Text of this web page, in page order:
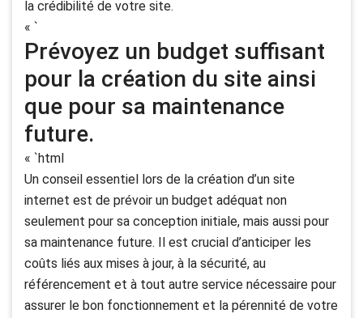
la crédibilité de votre site.
« `
Prévoyez un budget suffisant
pour la création du site ainsi
que pour sa maintenance
future.
« `html
Un conseil essentiel lors de la création d’un site
internet est de prévoir un budget adéquat non
seulement pour sa conception initiale, mais aussi pour
sa maintenance future. Il est crucial d’anticiper les
coûts liés aux mises à jour, à la sécurité, au
référencement et à tout autre service nécessaire pour
assurer le bon fonctionnement et la pérennité de votre